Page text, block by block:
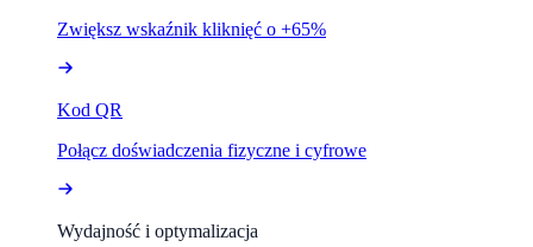
Zwiększ wskaźnik kliknięć o +65%
Kod QR
Połącz doświadczenia fizyczne i cyfrowe
Wydajność i optymalizacja